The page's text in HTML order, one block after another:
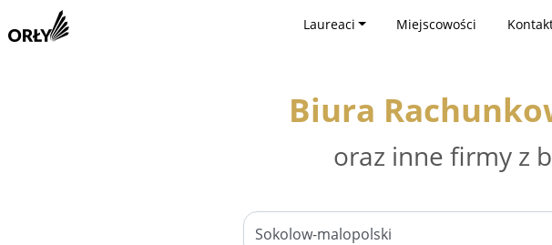
Laureaci Miejscowości
Biura
oraz inne firmy z